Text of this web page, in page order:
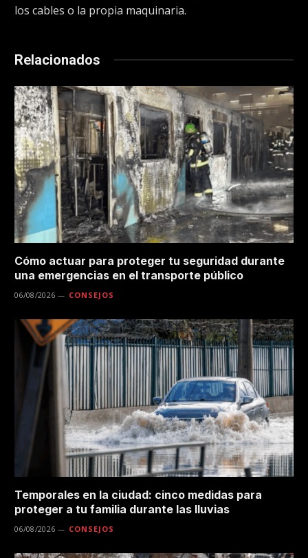
los cables o la propia maquinaria.
Relacionados
Cómo actuar para proteger tu seguridad durante
una emergencias en el transporte público
06/08/2026 CONSEJOS
Temporales en la ciudad: cinco medidas para
proteger a tu familia durante las lluvias
06/08/2026 CONSEJOS